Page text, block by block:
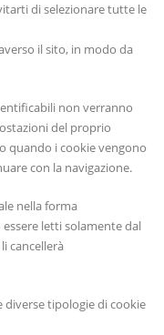
di selezionare tutte le
il sito, in modo da
non verranno
del proprio
quando i cookie vengono
con la navigazione.
nella forma
essere letti solamente dal
cancellerà
diverse tipologie di cookie